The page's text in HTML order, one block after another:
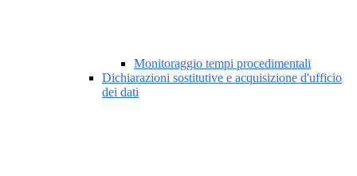
Monitoraggio tempi procedimentali
Dichiarazioni sostitutive e acquisizione d'ufficio
dei dati